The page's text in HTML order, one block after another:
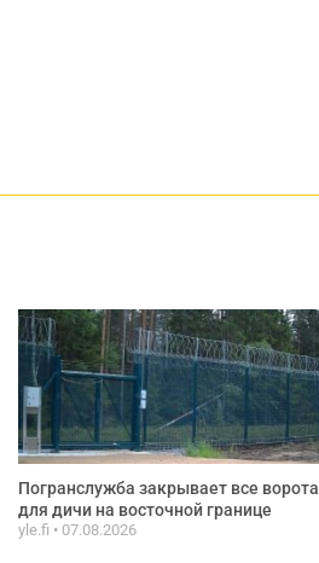
Погранслужба закрывает все ворота
для дичи на восточной границе
yle.fi 07.08.2026